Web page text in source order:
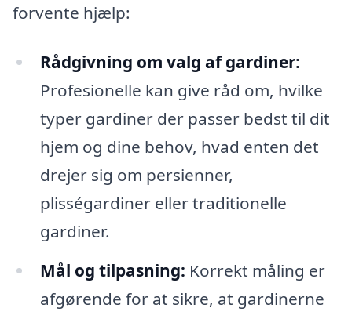
forvente hjælp:
Rådgivning om valg af gardiner:
Profesionelle kan give råd om, hvilke
typer gardiner der passer bedst til dit
hjem og dine behov, hvad enten det
drejer sig om persienner,
plisségardiner eller traditionelle
gardiner.
Mål og tilpasning: Korrekt måling er
afgørende for at sikre, at gardinerne